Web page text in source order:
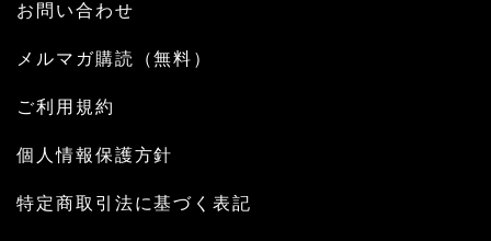
お問い合わせ
メルマガ購読（無料）
ご利用規約
個人情報保護方針
特定商取引法に基づく表記